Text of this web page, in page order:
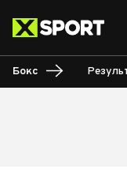
Бокс